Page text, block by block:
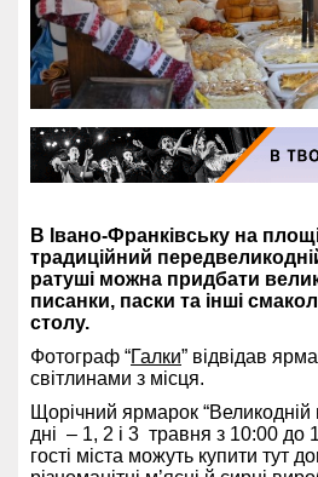
В Івано-Франківську на
традиційний
ратуші можна придбати
писанки, паски та інші
столу.
Фотограф “Галки” відвідав
світлинами з місця.
Щорічний ярмарок
дні – 1, 2 і 3 травня з 10:00 до
гості міста можуть купити тут